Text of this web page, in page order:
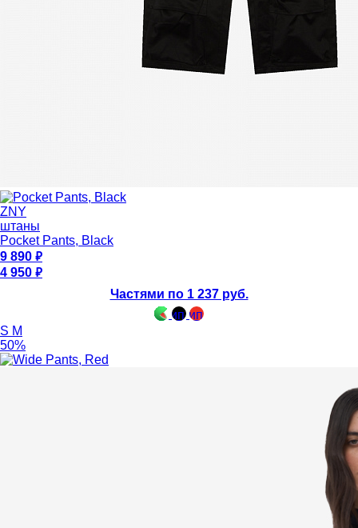
ZNY
штаны
Pocket Pants, Black
9 890
4 950
Частями по 1 237 руб.
S M
50%